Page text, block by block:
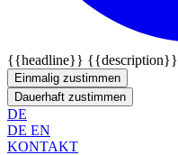
{{headline}} {{description}}
Einmalig zustimmen
Dauerhaft zustimmen
DE
DE EN
KONTAKT